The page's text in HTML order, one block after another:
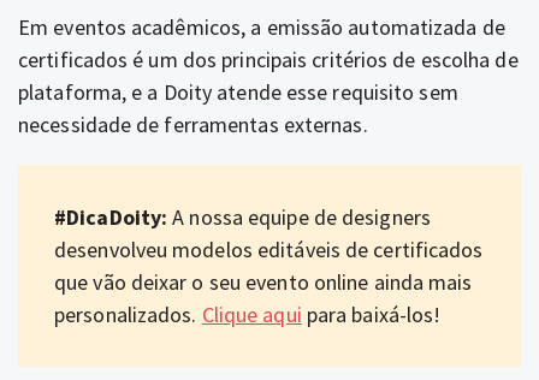
Em eventos acadêmicos, a emissão automatizada de
certificados é um dos principais critérios de escolha de
plataforma, e a Doity atende esse requisito sem
necessidade de ferramentas externas.
#DicaDoity: A nossa equipe de designers
desenvolveu modelos editáveis de certificados
que vão deixar o seu evento online ainda mais
personalizados. Clique aqui para baixá-los!